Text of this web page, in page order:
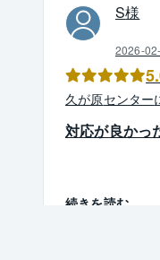
S様
2026-
久が原センター
対応が良かっ
続きを読む